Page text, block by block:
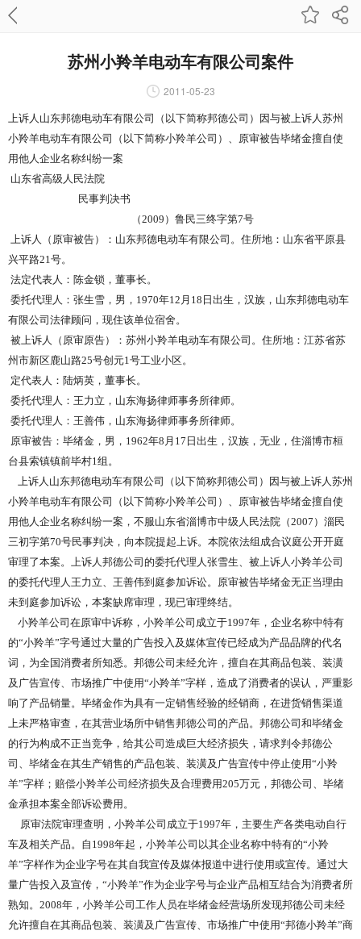
苏州小羚羊电动车有限公司案件
2011-05-23
上诉人山东邦德电动车有限公司（以下简称邦德公司）因与被上诉人苏州
小羚羊电动车有限公司（以下简称小羚羊公司）、原审被告毕绪金擅自使
用他人企业名称纠纷一案
山东省高级人民法院
民事判决书
（2009）鲁民三终字第7号
上诉人（原审被告）：山东邦德电动车有限公司。住所地：山东省平原县
兴平路21号。
法定代表人：陈金锁，董事长。
委托代理人：张生雪，男，1970年12月18日出生，汉族，山东邦德电动车
有限公司法律顾问，现住该单位宿舍。
被上诉人（原审原告）：苏州小羚羊电动车有限公司。住所地：江苏省苏
州市新区鹿山路25号创元1号工业小区。
定代表人：陆炳英，董事长。
委托代理人：王力立，山东海扬律师事务所律师。
委托代理人：王善伟，山东海扬律师事务所律师。
原审被告：毕绪金，男，1962年8月17日出生，汉族，无业，住淄博市桓
台县索镇镇前毕村1组。
上诉人山东邦德电动车有限公司（以下简称邦德公司）因与被上诉人苏州
小羚羊电动车有限公司（以下简称小羚羊公司）、原审被告毕绪金擅自使
用他人企业名称纠纷一案，不服山东省淄博市中级人民法院（2007）淄民
三初字第70号民事判决，向本院提起上诉。本院依法组成合议庭公开开庭
审理了本案。上诉人邦德公司的委托代理人张雪生、被上诉人小羚羊公司
的委托代理人王力立、王善伟到庭参加诉讼。原审被告毕绪金无正当理由
未到庭参加诉讼，本案缺席审理，现已审理终结。
小羚羊公司在原审中诉称，小羚羊公司成立于1997年，企业名称中特有
的“小羚羊”字号通过大量的广告投入及媒体宣传已经成为产品品牌的代名
词，为全国消费者所知悉。邦德公司未经允许，擅自在其商品包装、装潢
及广告宣传、市场推广中使用“小羚羊”字样，造成了消费者的误认，严重影
响了产品销量。毕绪金作为具有一定销售经验的经销商，在进货销售渠道
上未严格审查，在其营业场所中销售邦德公司的产品。邦德公司和毕绪金
的行为构成不正当竞争，给其公司造成巨大经济损失，请求判令邦德公
司、毕绪金在其生产销售的产品包装、装潢及广告宣传中停止使用“小羚
羊”字样；赔偿小羚羊公司经济损失及合理费用205万元，邦德公司、毕绪
金承担本案全部诉讼费用。
原审法院审理查明，小羚羊公司成立于1997年，主要生产各类电动自行
车及相关产品。自1998年起，小羚羊公司以其企业名称中特有的“小羚
羊”字样作为企业字号在其自我宣传及媒体报道中进行使用或宣传。通过大
量广告投入及宣传，“小羚羊”作为企业字号与企业产品相互结合为消费者所
熟知。2008年，小羚羊公司工作人员在毕绪金经营场所发现邦德公司未经
允许擅自在其商品包装、装潢及广告宣传、市场推广中使用“邦德小羚羊”商